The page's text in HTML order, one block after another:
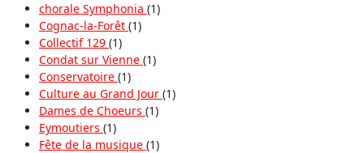
chorale Symphonia (1)
Cognac-la-Forêt (1)
Collectif 129 (1)
Condat sur Vienne (1)
Conservatoire (1)
Culture au Grand Jour (1)
Dames de Choeurs (1)
Eymoutiers (1)
Fête de la musique (1)